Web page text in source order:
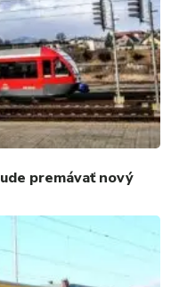
premávať nový